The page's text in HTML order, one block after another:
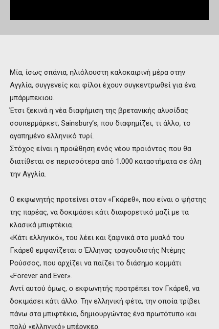
Μία, ίσως σπάνια, ηλιόλουστη καλοκαιρινή μέρα στην
Αγγλία, συγγενείς και φίλοι έχουν συγκεντρωθεί για ένα
μπάρμπεκιου.
Έτσι ξεκινά η νέα διαφήμιση της βρετανικής αλυσίδας
σουπερμάρκετ, Sainsbury’s, που διαφημίζει, τι άλλο, το
αγαπημένο ελληνικό τυρί.
Στόχος είναι η προώθηση ενός νέου προϊόντος που θα
διατίθεται σε περισσότερα από 1.000 καταστήματα σε όλη
την Αγγλία.
Ο εκφωνητής προτείνει στον «Γκάρεθ», που είναι ο ψήστης
της παρέας, να δοκιμάσει κάτι διαφορετικό μαζί με τα
κλασικά μπιφτέκια.
«Κάτι ελληνικό», του λέει και ξαφνικά στο μυαλό του
Γκάρεθ εμφανίζεται ο Έλληνας τραγουδιστής Ντέμης
Ρούσσος, που αρχίζει να παίζει το διάσημο κομμάτι
«Forever and Ever».
Αντί αυτού όμως, ο εκφωνητής προτρέπει τον Γκάρεθ, να
δοκιμάσει κάτι άλλο. Την ελληνική φέτα, την οποία τρίβει
πάνω στα μπιφτέκια, δημιουργώντας ένα πρωτότυπο και
πολύ «ελληνικό» μπέργκερ.